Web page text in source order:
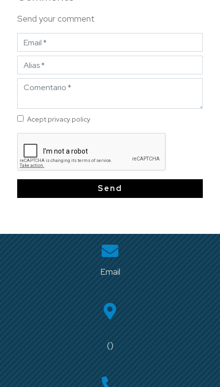
Send your comment
Acept privacy policy
Send
Email
()